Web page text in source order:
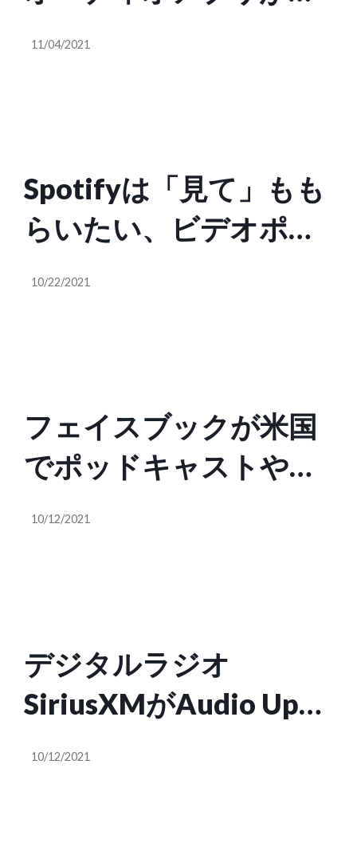
行うべき5つの変革
11/04/2021
Spotifyは「見て」もも
らいたい、ビデオポッ
ドキャスト用ツールを
10/22/2021
フェイスブックが米国
でポッドキャストやラ
イブオーディオなどを
10/12/2021
デジタルラジオ
SiriusXMがAudio Upと
提携してオリジナルポ
10/12/2021